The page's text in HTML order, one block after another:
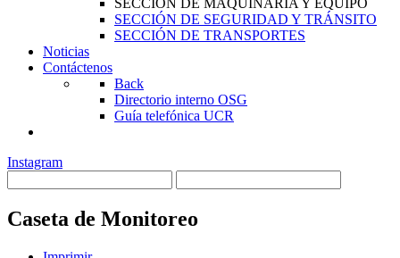
SECCIÓN DE MAQUINARIA Y EQUIPO
SECCIÓN DE SEGURIDAD Y TRÁNSITO
SECCIÓN DE TRANSPORTES
Noticias
Contáctenos
Back
Directorio interno OSG
Guía telefónica UCR
Instagram
Caseta de Monitoreo